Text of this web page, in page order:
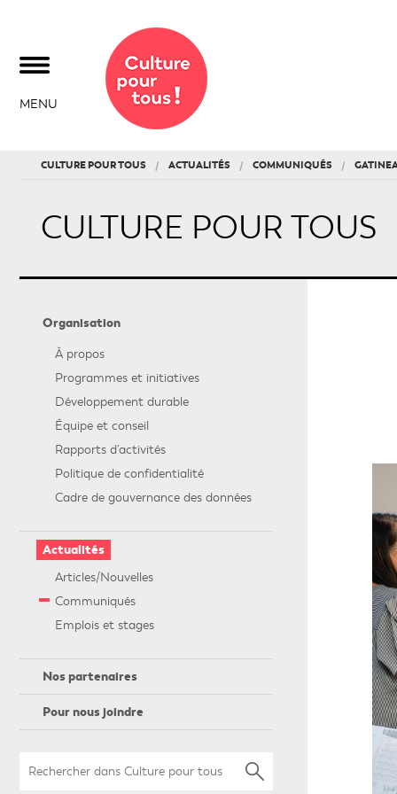
MENU
CULTURE POUR TOUS ACTUALITÉS COMMUNIQUÉS
CULTURE POUR TOUS
Organisation
À propos
Programmes et initiatives
Développement durable
Équipe et conseil
Rapports d’activités
Politique de confidentialité
Cadre de gouvernance des données
Actualités
Articles/Nouvelles
Communiqués
Emplois et stages
Nos partenaires
Pour nous joindre